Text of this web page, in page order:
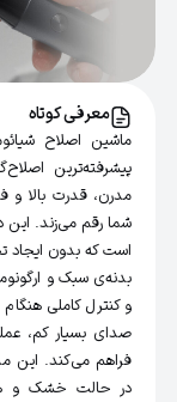
معرفی کوتاه
پیشرفته‌ترین
مدرن، قدرت بالا و
شما رقم می‌زند. این
است که بدون ایجاد
بدنه‌ی سبک و
و کنترل کاملی هنگام
صدای بسیار کم،
در حالت خشک و